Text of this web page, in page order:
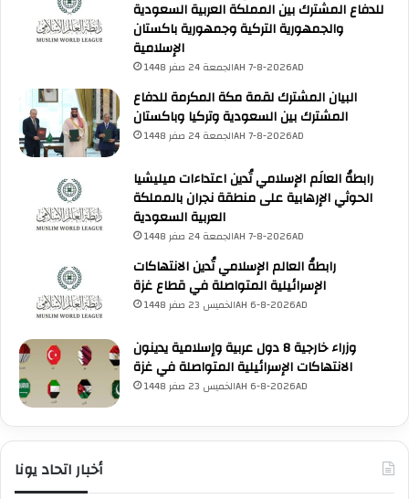
م
ع
م
ة
للدفاع المشترك بين المملكة العربية السعودية
والجمهورية التركية وجمهورية باكستان
الإسلامية
الجمعة 24 صفر 1448AH 7-8-2026AD
البيان المشترك لقمة مكة المكرمة للدفاع
المشترك بين السعودية وتركيا وباكستان
الجمعة 24 صفر 1448AH 7-8-2026AD
رابطةُ العالَم الإسلامي تُدين اعتداءات ميليشيا
الحوثي الإرهابية على منطقة نجران بالمملكة
العربية السعودية
الجمعة 24 صفر 1448AH 7-8-2026AD
رابطةُ العالم الإسلامي تُدين الانتهاكات
الإسرائيلية المتواصلة في قطاع غزة
الخميس 23 صفر 1448AH 6-8-2026AD
وزراء خارجية 8 دول عربية وإسلامية يدينون
الانتهاكات الإسرائيلية المتواصلة في غزة
الخميس 23 صفر 1448AH 6-8-2026AD
أخبار اتحاد يونا